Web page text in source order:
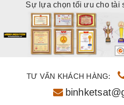
Sự lựa chọn tối ưu cho tài
TƯ VẤN KHÁCH HÀNG: